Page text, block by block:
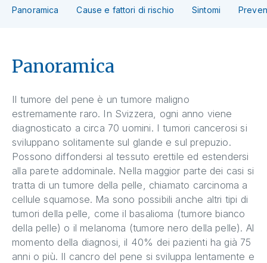
Panoramica Cause e fattori di rischio Sintomi
Panoramica
Il tumore del pene è un tumore maligno
estremamente raro. In Svizzera, ogni anno viene
diagnosticato a circa 70 uomini. I tumori cancerosi si
sviluppano solitamente sul glande e sul prepuzio.
Possono diffondersi al tessuto erettile ed estendersi
alla parete addominale. Nella maggior parte dei casi si
tratta di un tumore della pelle, chiamato carcinoma a
cellule squamose. Ma sono possibili anche altri tipi di
tumori della pelle, come il basalioma (tumore bianco
della pelle) o il melanoma (tumore nero della pelle). Al
momento della diagnosi, il 40% dei pazienti ha già 75
anni o più. Il cancro del pene si sviluppa lentamente e